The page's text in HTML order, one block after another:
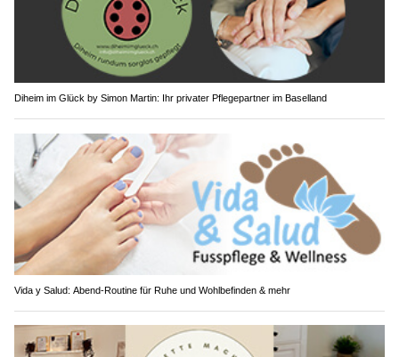
Diheim im Glück by Simon Martin: Ihr privater Pflegepartner im Baselland
Vida y Salud: Abend-Routine für Ruhe und Wohlbefinden & mehr